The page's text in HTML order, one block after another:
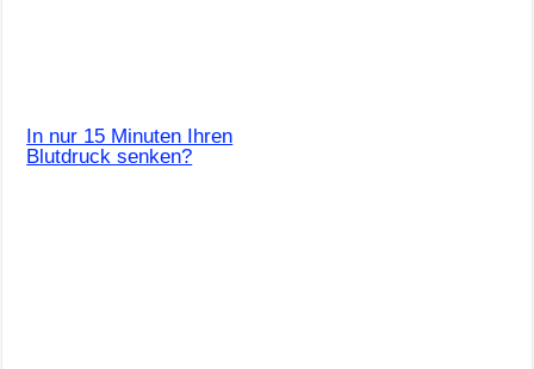
In nur 15 Minuten Ihren
Blutdruck senken?